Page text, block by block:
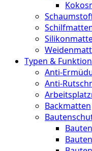
Typen &
Anti-
Anti-
Backmatten